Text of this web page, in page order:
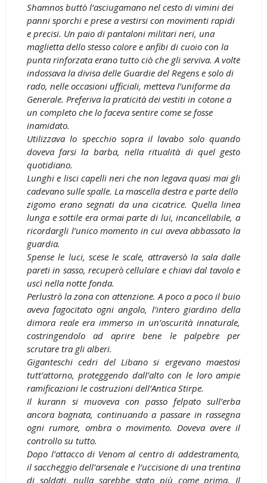
Shamnos buttò l’asciugamano nel cesto di vimini dei
panni sporchi e prese a vestirsi con movimenti rapidi
e precisi. Un paio di pantaloni militari neri, una
maglietta dello stesso colore e anfibi di cuoio con la
punta rinforzata erano tutto ciò che gli serviva. A volte
indossava la divisa delle Guardie del Regens e solo di
rado, nelle occasioni ufficiali, metteva l’uniforme da
Generale. Preferiva la praticità dei vestiti in cotone a
un completo che lo faceva sentire come se fosse
inamidato.
Utilizzava lo specchio sopra il lavabo solo quando
doveva farsi la barba, nella ritualità di quel gesto
quotidiano.
Lunghi e lisci capelli neri che non legava quasi mai gli
cadevano sulle spalle. La mascella destra e parte dello
zigomo erano segnati da una cicatrice. Quella linea
lunga e sottile era ormai parte di lui, incancellabile, a
ricordargli l’unico momento in cui aveva abbassato la
guardia.
Spense le luci, scese le scale, attraversò la sala dalle
pareti in sasso, recuperò cellulare e chiavi dal tavolo e
uscì nella notte fonda.
Perlustrò la zona con attenzione. A poco a poco il buio
aveva fagocitato ogni angolo, l’intero giardino della
dimora reale era immerso in un’oscurità innaturale,
costringendolo ad aprire bene le palpebre per
scrutare tra gli alberi.
Giganteschi cedri del Libano si ergevano maestosi
tutt’attorno, proteggendo dall’alto con le loro ampie
ramificazioni le costruzioni dell’Antica Stirpe.
Il kurann si muoveva con passo felpato sull’erba
ancora bagnata, continuando a passare in rassegna
ogni rumore, ombra o movimento. Doveva avere il
controllo su tutto.
Dopo l’attacco di Venom al centro di addestramento,
il saccheggio dell’arsenale e l’uccisione di una trentina
di soldati, nulla sarebbe stato più come prima. Il